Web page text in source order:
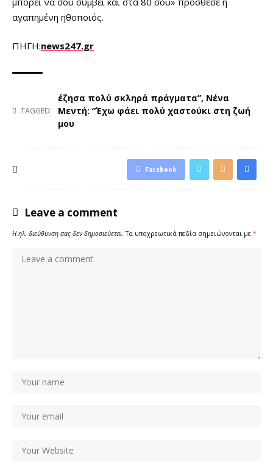
αγαπημένη ηθοποιός.
ΠΗΓΗ:news247.gr
TAGGED:
έζησα πολύ σκληρά πράγματα”, Νένα
Μεντή: “Έχω φάει πολύ χαστούκι στη ζωή
μου
Facebook
Leave a comment
Η ηλ. διεύθυνση σας δεν δημοσιεύεται. Τα υποχρεωτικά πεδία σημειώνονται με *